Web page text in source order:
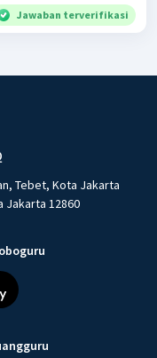
Jawaban terverifikasi
Tebet, Kota Jakarta
Jakarta 12860